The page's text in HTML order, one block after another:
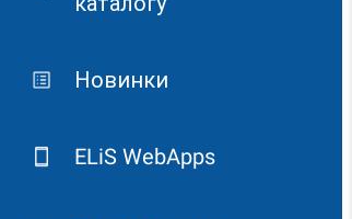
Новинки
ELiS WebApps